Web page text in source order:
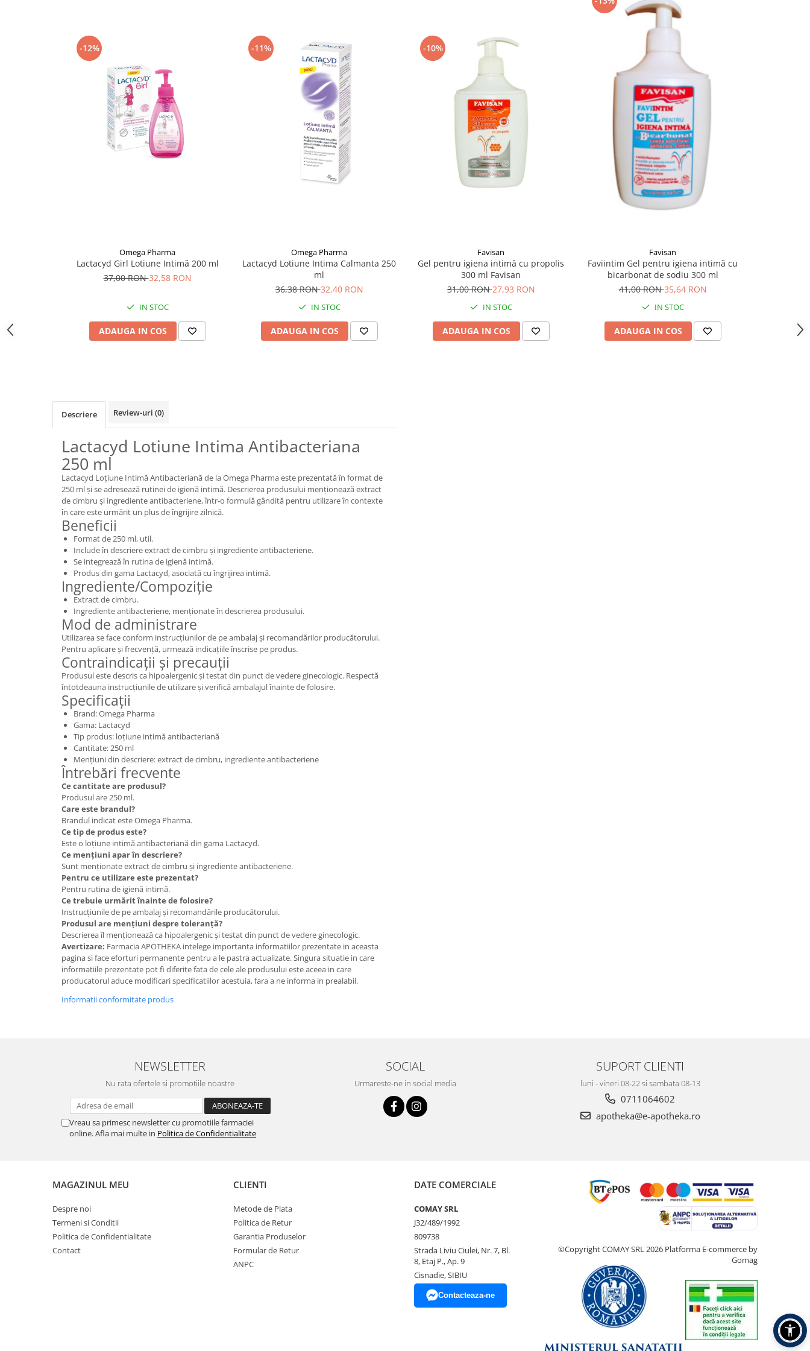
-12%
Omega Pharma
Lactacyd Girl Lotiune Intimă 200 ml
37,00 RON32,58 RON
IN STOC
ADAUGA IN COS
-11%
Omega Pharma
Lactacyd Lotiune Intima Calmanta 250
ml
36,38 RON32,40 RON
IN STOC
ADAUGA IN COS
-10%
Favisan
Gel pentru igiena intimă cu propolis
300 ml Favisan
31,00 RON27,93 RON
IN STOC
ADAUGA IN COS
Favisan
Faviintim Gel pentru igiena intimă cu
bicarbonat de sodiu 300 ml
41,00 RON35,64 RON
IN STOC
ADAUGA IN COS
Descriere Review-uri (0)
Lactacyd Lotiune Intima Antibacteriana
250 ml
Lactacyd Loțiune Intimă Antibacteriană de la Omega Pharma este prezentată în format de
250 ml și se adresează rutinei de igienă intimă. Descrierea produsului menționează extract
de cimbru și ingrediente antibacteriene, într-o formulă gândită pentru utilizare în contexte
în care este urmărit un plus de îngrijire zilnică.
Beneficii
Format de 250 ml, util.
Include în descriere extract de cimbru și ingrediente antibacteriene.
Se integrează în rutina de igienă intimă.
Produs din gama Lactacyd, asociată cu îngrijirea intimă.
Ingrediente/Compoziție
Extract de cimbru.
Ingrediente antibacteriene, menționate în descrierea produsului.
Mod de administrare
Utilizarea se face conform instrucțiunilor de pe ambalaj și recomandărilor producătorului.
Pentru aplicare și frecvență, urmează indicațiile înscrise pe produs.
Contraindicații și precauții
Produsul este descris ca hipoalergenic și testat din punct de vedere ginecologic. Respectă
întotdeauna instrucțiunile de utilizare și verifică ambalajul înainte de folosire.
Specificații
Brand: Omega Pharma
Gama: Lactacyd
Tip produs: loțiune intimă antibacteriană
Cantitate: 250 ml
Mențiuni din descriere: extract de cimbru, ingrediente antibacteriene
Întrebări frecvente
Ce cantitate are produsul?
Produsul are 250 ml.
Care este brandul?
Brandul indicat este Omega Pharma.
Ce tip de produs este?
Este o loțiune intimă antibacteriană din gama Lactacyd.
Ce mențiuni apar în descriere?
Sunt menționate extract de cimbru și ingrediente antibacteriene.
Pentru ce utilizare este prezentat?
Pentru rutina de igienă intimă.
Ce trebuie urmărit înainte de folosire?
Instrucțiunile de pe ambalaj și recomandările producătorului.
Produsul are mențiuni despre toleranță?
Descrierea îl menționează ca hipoalergenic și testat din punct de vedere ginecologic.
Avertizare: Farmacia APOTHEKA intelege importanta informatiilor prezentate in aceasta
pagina si face eforturi permanente pentru a le pastra actualizate. Singura situatie in care
informatiile prezentate pot fi diferite fata de cele ale produsului este aceea in care
producatorul aduce modificari specificatiilor acestuia, fara a ne informa in prealabil.
Informatii conformitate produs
NEWSLETTER
Nu rata ofertele si promotiile noastre
Vreau sa primesc newsletter cu promotiile farmaciei
online. Afla mai multe in Politica de Confidentialitate
SOCIAL
Urmareste-ne in social media
SUPORT CLIENTI
luni - vineri 08-22 si sambata 08-13
0711064602
apotheka@e-apotheka.ro
MAGAZINUL MEU
Despre noi
Termeni si Conditii
Politica de Confidentialitate
Contact
CLIENTI
Metode de Plata
Politica de Retur
Garantia Produselor
Formular de Retur
ANPC
DATE COMERCIALE
COMAY SRL
J32/489/1992
809738
Strada Liviu Ciulei, Nr. 7, Bl.
8, Etaj P., Ap. 9
Cisnadie, SIBIU
Contacteaza-ne
©Copyright COMAY SRL 2026 Platforma E-commerce by
Gomag